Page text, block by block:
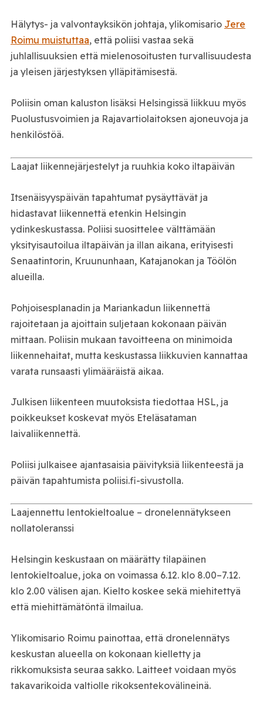
Hälytys- ja valvontayksikön johtaja, ylikomisario Jere
Roimu muistuttaa, että poliisi vastaa sekä
juhlallisuuksien että mielenosoitusten turvallisuudesta
ja yleisen järjestyksen ylläpitämisestä.
Poliisin oman kaluston lisäksi Helsingissä liikkuu myös
Puolustusvoimien ja Rajavartiolaitoksen ajoneuvoja ja
henkilöstöä.
Laajat liikennejärjestelyt ja ruuhkia koko iltapäivän
Itsenäisyyspäivän tapahtumat pysäyttävät ja
hidastavat liikennettä etenkin Helsingin
ydinkeskustassa. Poliisi suosittelee välttämään
yksityisautoilua iltapäivän ja illan aikana, erityisesti
Senaatintorin, Kruununhaan, Katajanokan ja Töölön
alueilla.
Pohjoisesplanadin ja Mariankadun liikennettä
rajoitetaan ja ajoittain suljetaan kokonaan päivän
mittaan. Poliisin mukaan tavoitteena on minimoida
liikennehaitat, mutta keskustassa liikkuvien kannattaa
varata runsaasti ylimääräistä aikaa.
Julkisen liikenteen muutoksista tiedottaa HSL, ja
poikkeukset koskevat myös Eteläsataman
laivaliikennettä.
Poliisi julkaisee ajantasaisia päivityksiä liikenteestä ja
päivän tapahtumista poliisi.fi-sivustolla.
Laajennettu lentokieltoalue – dronelennätykseen
nollatoleranssi
Helsingin keskustaan on määrätty tilapäinen
lentokieltoalue, joka on voimassa 6.12. klo 8.00–7.12.
klo 2.00 välisen ajan. Kielto koskee sekä miehitettyä
että miehittämätöntä ilmailua.
Ylikomisario Roimu painottaa, että dronelennätys
keskustan alueella on kokonaan kielletty ja
rikkomuksista seuraa sakko. Laitteet voidaan myös
takavarikoida valtiolle rikoksentekovälineinä.